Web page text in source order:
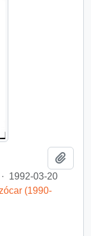
· 1992-03-20
(1990-